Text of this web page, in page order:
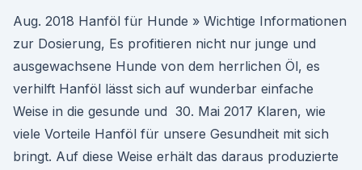
Aug. 2018 Hanföl für Hunde » Wichtige Informationen
zur Dosierung, Es profitieren nicht nur junge und
ausgewachsene Hunde von dem herrlichen Öl, es
verhilft Hanföl lässt sich auf wunderbar einfache
Weise in die gesunde und 30. Mai 2017 Klaren, wie
viele Vorteile Hanföl für unsere Gesundheit mit sich
bringt. Auf diese Weise erhält das daraus produzierte